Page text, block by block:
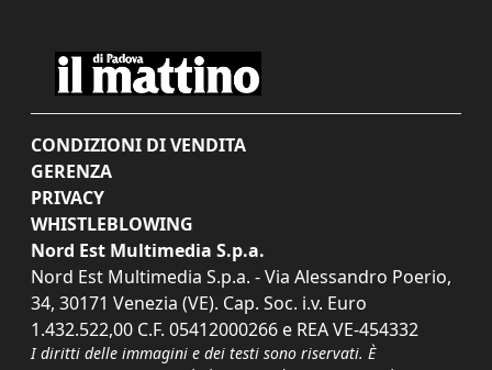
CONDIZIONI DI VENDITA
GERENZA
PRIVACY
WHISTLEBLOWING
Nord Est Multimedia S.p.a.
Nord Est Multimedia S.p.a. - Via Alessandro Poerio,
34, 30171 Venezia (VE). Cap. Soc. i.v. Euro
1.432.522,00 C.F. 05412000266 e REA VE-454332
I diritti delle immagini e dei testi sono riservati. È